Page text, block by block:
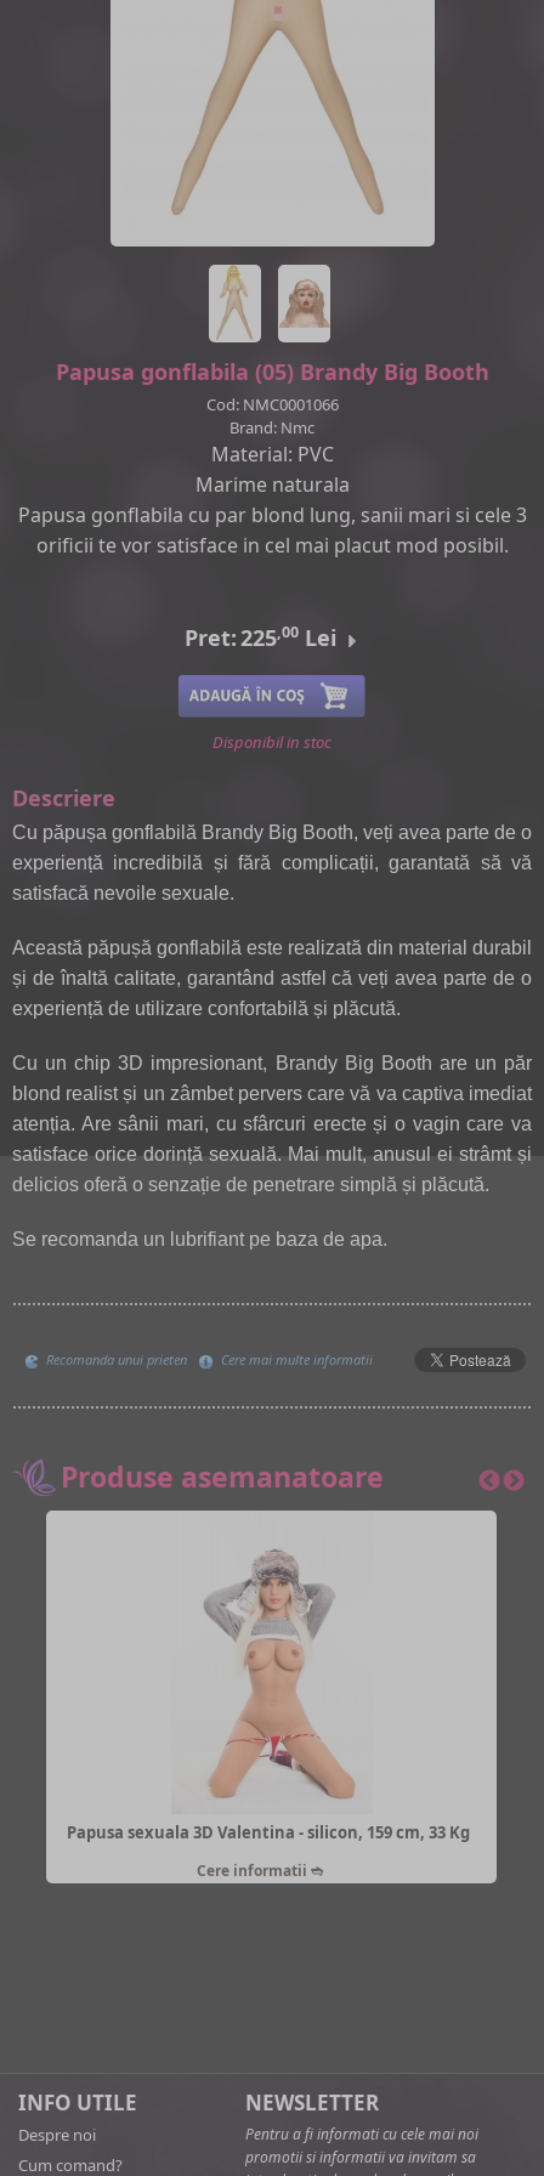
Papusa gonflabila (05) Brandy Big Booth
Cod: NMC0001066
Brand: Nmc
Material: PVC
Marime naturala
Papusa gonflabila cu par blond lung, sanii mari si cele 3
orificii te vor satisface in cel mai placut mod posibil.
Pret:225,00Lei
Disponibil in stoc
Descriere
Cu păpușa gonflabilă Brandy Big Booth, veți avea parte de o
experiență incredibilă și fără complicații, garantată să vă
satisfacă nevoile sexuale.
Această păpușă gonflabilă este realizată din material durabil
și de înaltă calitate, garantând astfel că veți avea parte de o
experiență de utilizare confortabilă și plăcută.
Cu un chip 3D impresionant, Brandy Big Booth are un păr
blond realist și un zâmbet pervers care vă va captiva imediat
atenția. Are sânii mari, cu sfârcuri erecte și o vagin care va
satisface orice dorință sexuală. Mai mult, anusul ei strâmt și
delicios oferă o senzație de penetrare simplă și plăcută.
Se recomanda un lubrifiant pe baza de apa.
Recomanda unui prieten Cere mai multe informatii
Produse asemanatoare
Papusa sexuala 3D Valentina - silicon, 159 cm, 33 Kg
Cere informatii
INFO UTILE
Despre noi
Cum comand?
NEWSLETTER
Pentru a fi informati cu cele mai noi
promotii si informatii va invitam sa